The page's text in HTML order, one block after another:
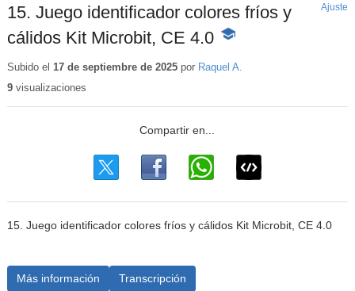
15. Juego identificador colores fríos y
cálidos Kit Microbit, CE 4.0 -
educativo
Ajuste
Subido el 17 de septiembre de 2025por Raquel A.
9visualizaciones
15. Juego identificador colores fríos y cálidos Kit Microbit, CE 4.0
Más información Transcripción